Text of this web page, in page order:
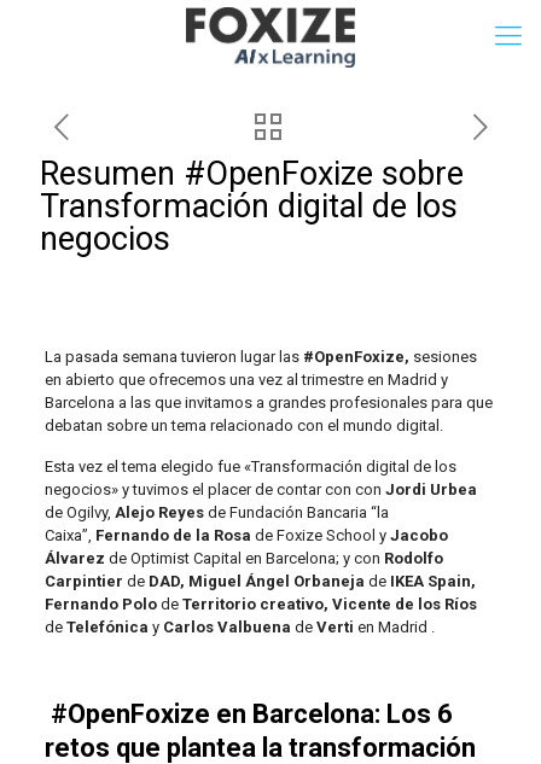
Resumen #OpenFoxize sobre
Transformación digital de los
negocios
La pasada semana tuvieron lugar las #OpenFoxize, sesiones
en abierto que ofrecemos una vez al trimestre en Madrid y
Barcelona a las que invitamos a grandes profesionales para que
debatan sobre un tema relacionado con el mundo digital.
Esta vez el tema elegido fue «Transformación digital de los
negocios» y tuvimos el placer de contar con con Jordi Urbea
de Ogilvy, Alejo Reyesde Fundación Bancaria “la
Caixa”, Fernando de la Rosa de Foxize School y Jacobo
Álvarez de Optimist Capital en Barcelona; y con Rodolfo
Carpintier de DAD, Miguel Ángel Orbaneja de IKEA Spain,
Fernando Polode Territorio creativo, Vicente de los Ríos
de Telefónica y Carlos Valbuena de Verti en Madrid .
#OpenFoxize en Barcelona: Los 6
retos que plantea la transformación